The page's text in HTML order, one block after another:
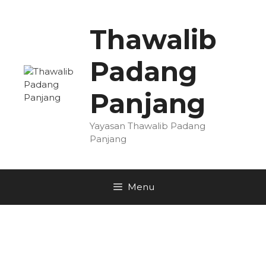
Thawalib
Padang
Panjang
Yayasan Thawalib Padang
Panjang
Menu